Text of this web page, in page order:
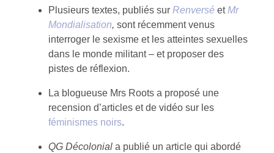
Plusieurs textes, publiés sur Renversé et Mr
Mondialisation, sont récemment venus
interroger le sexisme et les atteintes sexuelles
dans le monde militant – et proposer des
pistes de réflexion.
La blogueuse Mrs Roots a proposé une
recension d’articles et de vidéo sur les
féminismes noirs.
QG Décolonial a publié un article qui abordé